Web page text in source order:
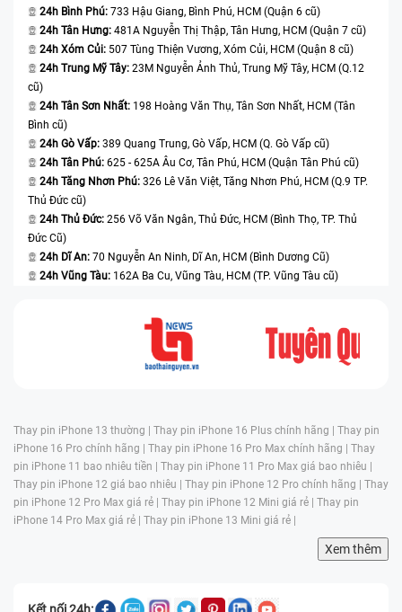
24h Bình Phú: 733 Hậu Giang, Bình Phú, HCM (Quận 6 cũ)
24h Tân Hưng: 481A Nguyễn Thị Thập, Tân Hưng, HCM (Quận 7 cũ)
24h Xóm Củi: 507 Tùng Thiện Vương, Xóm Củi, HCM (Quận 8 cũ)
24h Trung Mỹ Tây: 23M Nguyễn Ảnh Thủ, Trung Mỹ Tây, HCM (Q.12
cũ)
24h Tân Sơn Nhất: 198 Hoàng Văn Thụ, Tân Sơn Nhất, HCM (Tân
Bình cũ)
24h Gò Vấp: 389 Quang Trung, Gò Vấp, HCM (Q. Gò Vấp cũ)
24h Tân Phú: 625 - 625A Âu Cơ, Tân Phú, HCM (Quận Tân Phú cũ)
24h Tăng Nhơn Phú: 326 Lê Văn Việt, Tăng Nhơn Phú, HCM (Q.9 TP.
Thủ Đức cũ)
24h Thủ Đức: 256 Võ Văn Ngân, Thủ Đức, HCM (Bình Thọ, TP. Thủ
Đức Cũ)
24h Dĩ An: 70 Nguyễn An Ninh, Dĩ An, HCM (Bình Dương Cũ)
24h Vũng Tàu: 162A Ba Cu, Vũng Tàu, HCM (TP. Vũng Tàu cũ)
Thay pin iPhone 13 thường | Thay pin iPhone 16 Plus chính hãng | Thay pin
iPhone 16 Pro chính hãng | Thay pin iPhone 16 Pro Max chính hãng | Thay
pin iPhone 11 bao nhiêu tiền | Thay pin iPhone 11 Pro Max giá bao nhiêu |
Thay pin iPhone 12 giá bao nhiêu | Thay pin iPhone 12 Pro chính hãng | Thay
pin iPhone 12 Pro Max giá rẻ | Thay pin iPhone 12 Mini giá rẻ | Thay pin
iPhone 14 Pro Max giá rẻ | Thay pin iPhone 13 Mini giá rẻ |
Xem thêm